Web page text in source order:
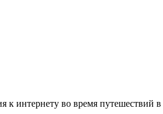
к интернету во время путешествий